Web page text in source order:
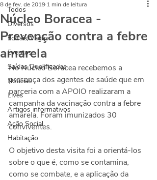
Todos
Diversos
Editais/Vagas
Eventos
Saídas Qualificadas
Notícias
Lives
Artigos informativos
Ação Social
Habitação
Núcleo Boracea -
Prevenção contra a febre
amarela
8 de fev. de 2019 1 min de leitura
No Núcleo Boracea recebemos a
presença dos agentes de saúde que em
parceria com a APOIO realizaram a
campanha da vacinação contra a febre
amarela. Foram imunizados 30
conviventes.
O objetivo desta visita foi a orientá-los
sobre o que é, como se contamina,
como se combate, e a aplicação da